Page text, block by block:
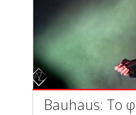
Bauhaus: To